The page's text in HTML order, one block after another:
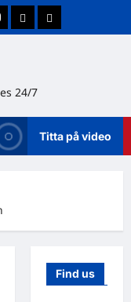
E-postCookie Policy
24/7
Titta på video
Find us